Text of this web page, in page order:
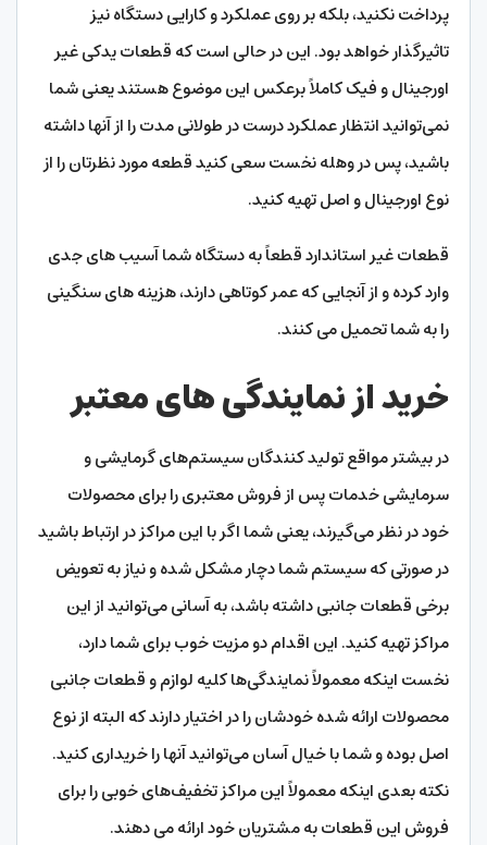
پرداخت نکنید، بلکه بر روی عملکرد و کارایی دستگاه نیز
تاثیرگذار خواهد بود. این در حالی است که قطعات یدکی غیر
اورجینال و فیک کاملاً برعکس این موضوع هستند یعنی شما
نمی‌توانید انتظار عملکرد درست در طولانی مدت را از آنها داشته
باشید، پس در وهله نخست سعی کنید قطعه مورد نظرتان را از
نوع اورجینال و اصل تهیه کنید.
قطعات غیر استاندارد قطعاً به دستگاه شما آسیب‌ های جدی
وارد کرده و از آنجایی که عمر کوتاهی دارند، هزینه‌ های سنگینی
را به شما تحمیل می‌ کنند.
خرید از نمایندگی‌ های معتبر
در بیشتر مواقع تولید کنندگان سیستم‌های گرمایشی و
سرمایشی خدمات پس از فروش معتبری را برای محصولات
خود در نظر می‌گیرند، یعنی شما اگر با این مراکز در ارتباط باشید
در صورتی که سیستم شما دچار مشکل شده و نیاز به تعویض
برخی قطعات جانبی داشته باشد، به آسانی می‌توانید از این
مراکز تهیه کنید. این اقدام دو مزیت خوب برای شما دارد،
نخست اینکه معمولاً نمایندگی‌ها کلیه لوازم و قطعات جانبی
محصولات ارائه شده خودشان را در اختیار دارند که البته از نوع
اصل بوده و شما با خیال آسان می‌توانید آنها را خریداری کنید.
نکته بعدی اینکه معمولاً این مراکز تخفیف‌های خوبی را برای
فروش این قطعات به مشتریان خود ارائه می‌ دهند.